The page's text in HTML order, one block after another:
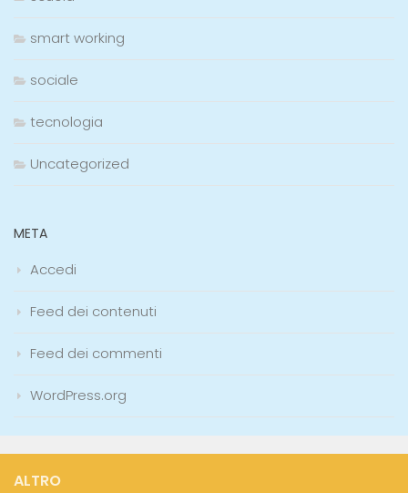
smart working
sociale
tecnologia
Uncategorized
META
Accedi
Feed dei contenuti
Feed dei commenti
WordPress.org
ALTRO